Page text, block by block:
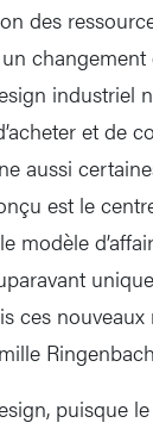
des
industriel
et de
aussi
est le
modèle
ces nouveaux
puisque